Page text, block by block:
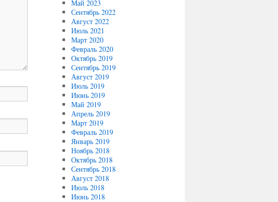
Май 2023
Сентябрь 2022
Август 2022
Июль 2021
Март 2020
Февраль 2020
Октябрь 2019
Сентябрь 2019
Август 2019
Июль 2019
Июнь 2019
Май 2019
Апрель 2019
Март 2019
Февраль 2019
Январь 2019
Ноябрь 2018
Октябрь 2018
Сентябрь 2018
Август 2018
Июль 2018
Июнь 2018